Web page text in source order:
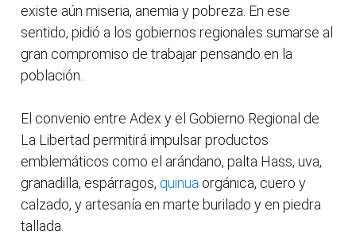
existe aún miseria, anemia y pobreza. En ese
sentido, pidió a los gobiernos regionales sumarse al
gran compromiso de trabajar pensando en la
población.
El convenio entre Adex y el Gobierno Regional de
La Libertad permitirá impulsar productos
emblemáticos como el arándano, palta Hass, uva,
granadilla, espárragos, quinua orgánica, cuero y
calzado, y artesanía en marte burilado y en piedra
tallada.